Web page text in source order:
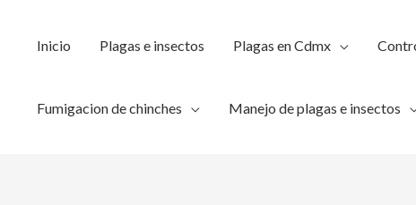
Inicio Plagas e insectos Plagas en Cdmx
Fumigacion de chinches Manejo de plagas e insectos